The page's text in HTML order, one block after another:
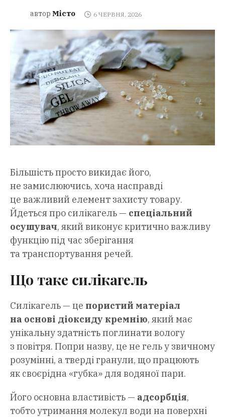
автор Місто 6 ЧЕРВНЯ, 2026
Більшість просто викидає його,
не замислюючись, хоча насправді
це важливий елемент захисту товару.
Йдеться про силікагель — спеціальний
осушувач, який виконує критично важливу
функцію під час зберігання
та транспортування речей.
Що таке силікагель
Силікагель — це пористий матеріал
на основі діоксиду кремнію, який має
унікальну здатність поглинати вологу
з повітря. Попри назву, це не гель у звичному
розумінні, а тверді гранули, що працюють
як своєрідна «губка» для водяної пари.
Його основна властивість — адсорбція,
тобто утримання молекул води на поверхні